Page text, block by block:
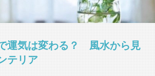
運気は変わる？ 風水から見
テリア